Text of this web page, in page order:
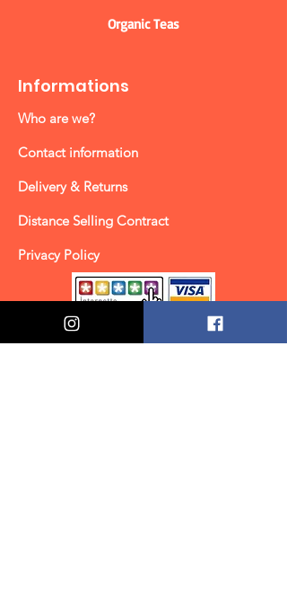
Organic Teas
Informations
Who are we?
Contact information
Delivery & Returns
Distance Selling Contract
Privacy Policy